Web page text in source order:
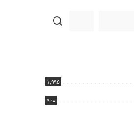
۱,۹۹۵
۹۰۸